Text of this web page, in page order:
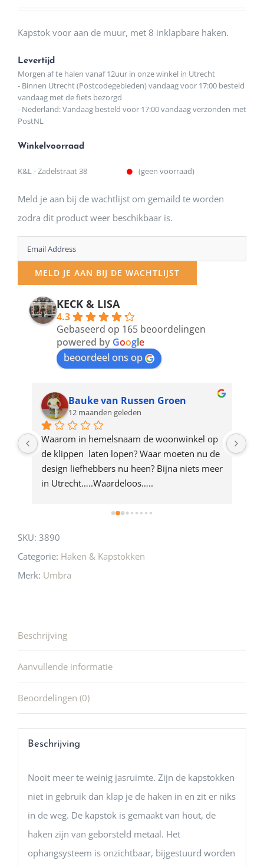
Kapstok voor aan de muur, met 8 inklapbare haken.
Levertijd
Morgen af te halen vanaf 12uur in onze winkel in Utrecht
- Binnen Utrecht (Postcodegebieden) vandaag voor 17:00 besteld
vandaag met de fiets bezorgd
- Nederland: Vandaag besteld voor 17:00 vandaag verzonden met
PostNL
Winkelvoorraad
K&L - Zadelstraat 38 (geen voorraad)
Meld je aan bij de wachtlijst om gemaild te worden
zodra dit product weer beschikbaar is.
Enter
your
email
address
product
MELD JE AAN BIJ DE WACHTLIJST
KECK & LISA
4.3
Gebaseerd op 165 beoordelingen
powered by Google
beoordeel ons op
Bauke van Russen Groen
12 maanden geleden
Waarom in hemelsnaam de woonwinkel op
de klippen  laten lopen? Waar moeten nu de
design liefhebbers nu heen? Bijna niets meer
in Utrecht…..Waardeloos…..
SKU: 3890
Categorie: Haken & Kapstokken
Merk: Umbra
Beschrijving
Aanvullende informatie
Beoordelingen (0)
Beschrijving
Nooit meer te weinig jasruimte. Zijn de kapstokken
niet in gebruik dan klap je de haken in en zit er niks
in de weg. De kapstok is gemaakt van hout, de
haken zijn van geborsteld metaal. Het
ophangsysteem is onzichtbaar, bijgestuurd worden